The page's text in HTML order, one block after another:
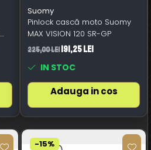
Suomy
Pinlock cască moto Suomy
MAX VISION 120 SR-GP
225,00 Lei191,25 Lei
IN STOC
Adauga in cos
-15%